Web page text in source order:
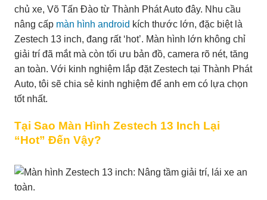
chủ xe, Võ Tấn Đào từ Thành Phát Auto đây. Nhu cầu
nâng cấp màn hình android kích thước lớn, đặc biệt là
Zestech 13 inch, đang rất ‘hot’. Màn hình lớn không chỉ
giải trí đã mắt mà còn tối ưu bản đồ, camera rõ nét, tăng
an toàn. Với kinh nghiệm lắp đặt Zestech tại Thành Phát
Auto, tôi sẽ chia sẻ kinh nghiệm để anh em có lựa chọn
tốt nhất.
Tại Sao Màn Hình Zestech 13 Inch Lại
“Hot” Đến Vậy?